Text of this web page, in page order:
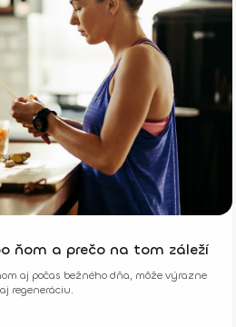
ňom a prečo na tom záleží
aj počas bežného dňa, môže výrazne
regeneráciu.